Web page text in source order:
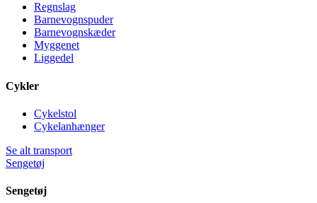
Regnslag
Barnevognspuder
Barnevognskæder
Myggenet
Liggedel
Cykler
Cykelstol
Cykelanhænger
Se alt transport
Sengetøj
Sengetøj